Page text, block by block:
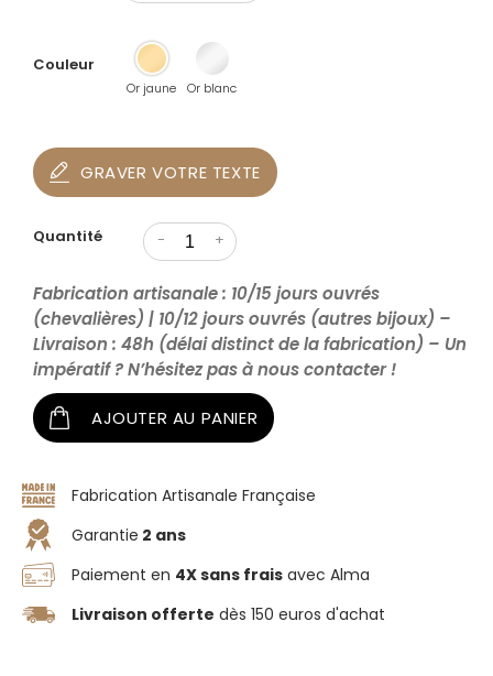
Or 18K
Couleur
Or jaune Or blanc
GRAVER VOTRE TEXTE
Quantité - +
Fabrication artisanale : 10/15 jours ouvrés
(chevalières) | 10/12 jours ouvrés (autres bijoux) –
Livraison : 48h (délai distinct de la fabrication) – Un
impératif ? N’hésitez pas à nous contacter !
AJOUTER AU PANIER
Fabrication Artisanale Française
Garantie 2 ans
Paiement en 4X sans frais avec Alma
Livraison offerte dès 150 euros d'achat